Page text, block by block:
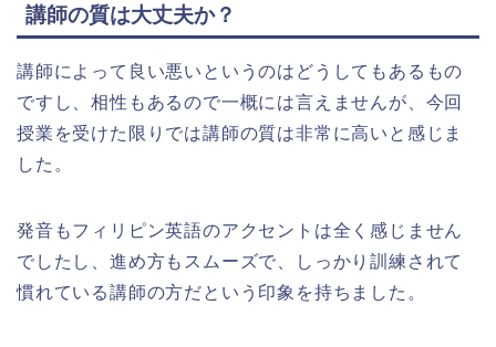
講師の質は大丈夫か？
講師によって良い悪いというのはどうしてもあるもの
ですし、相性もあるので一概には言えませんが、今回
授業を受けた限りでは講師の質は非常に高いと感じま
した。
発音もフィリピン英語のアクセントは全く感じません
でしたし、進め方もスムーズで、しっかり訓練されて
慣れている講師の方だという印象を持ちました。